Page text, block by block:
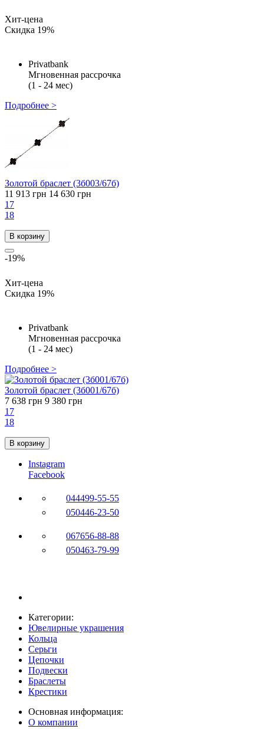
Хит-цена
Скидка 19%
Privatbank
Мгновенная рассрочка
(1 - 24 мес)
Подробнее >
Золотой браслет (3б003/67б)
11 913 грн 14 630 грн
17
18
В корзину
-19%
Хит-цена
Скидка 19%
Privatbank
Мгновенная рассрочка
(1 - 24 мес)
Подробнее >
Золотой браслет (3б001/67б)
7 638 грн 9 380 грн
17
18
В корзину
Instagram
Facebook
044499-55-55
050446-23-50
067656-88-88
050463-79-99
Категории:
Ювелирные украшения
Кольца
Серьги
Цепочки
Подвески
Браслеты
Крестики
Основная информация:
О компании